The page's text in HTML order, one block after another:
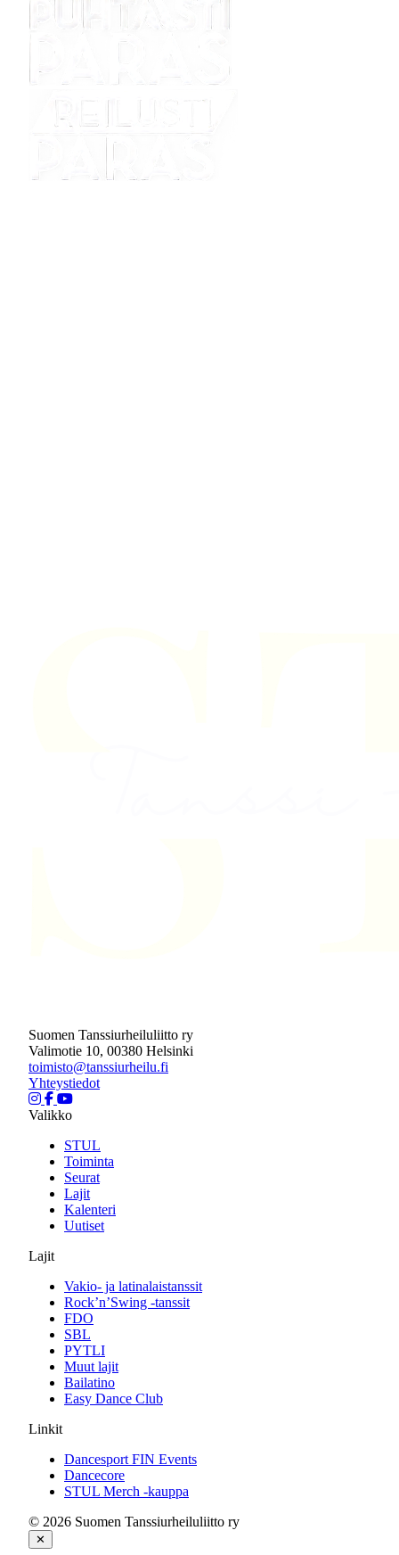
Suomen Tanssiurheiluliitto ry
Valimotie 10, 00380 Helsinki
toimisto@tanssiurheilu.fi
Yhteystiedot
Valikko
STUL
Toiminta
Seurat
Lajit
Kalenteri
Uutiset
Lajit
Vakio- ja latinalaistanssit
Rock’n’Swing -tanssit
FDO
SBL
PYTLI
Muut lajit
Bailatino
Easy Dance Club
Linkit
Dancesport FIN Events
Dancecore
STUL Merch -kauppa
© 2026 Suomen Tanssiurheiluliitto ry
✕